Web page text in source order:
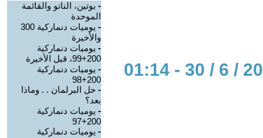
- بوتين، الناتو والقائمة
الموحدة
-
يوميات دنماركية 300
والأخيرة
- يوميات دنماركية
200+99، قبل الأخيرة
- يوميات دنماركية
200+98
- حل البرلمان . . وماذا
بعد؟
- يوميات دنماركية
200+97
- يوميات دنماركية